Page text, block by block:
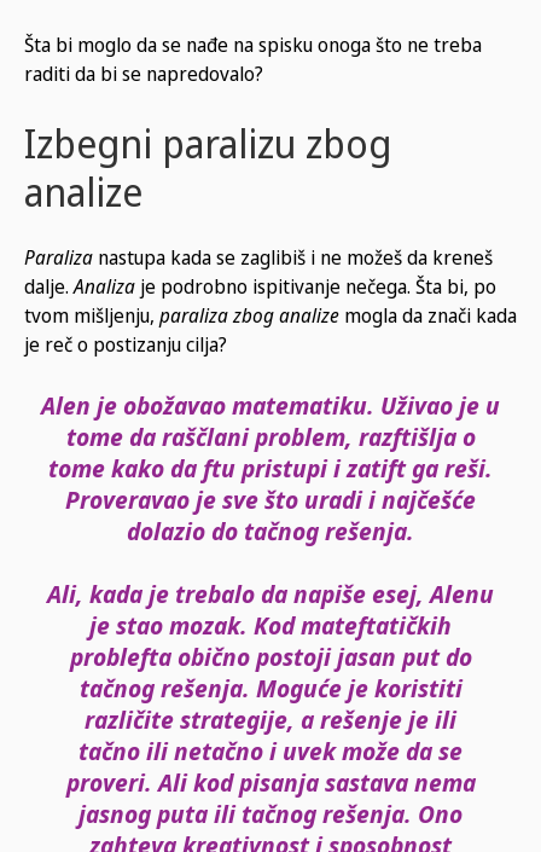
Šta bi moglo da se nađe na spisku onoga što ne treba
raditi da bi se napredovalo?
Izbegni paralizu zbog
analize
Paraliza nastupa kada se zaglibiš i ne možeš da kreneš
dalje.Analiza je podrobno ispitivanje nečega. Šta bi, po
tvom mišljenju, paraliza zbog analize mogla da znači kada
je reč o postizanju cilja?
Alen je obožavao matematiku. Uživao je u
tome da raščlani problem, razftišlja o
tome kako da ftu pristupi i zatift ga reši.
Proveravao jesve što uradi i najčešće
dolazio do tačnog rešenja.
Ali, kada je trebalo da napiše esej, Alenu
je stao mozak. Kodmateftatičkih
problefta obično postoji jasan put do
tačnog rešenja. Moguće je koristiti
različite strategije, a rešenje je ili
tačnoili netačnoi uvek može da se
proveri. Ali kod pisanja sastava nema
jasnog puta ili tačnog rešenja. Ono
zahteva kreativnost i sposobnost